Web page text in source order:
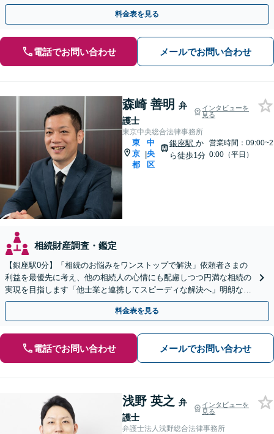
から相続放棄まで相続問題を誠実にサポートいたします。
料金表を見る
電話でお問い合わせ メールでお問い合わせ
森崎 善明 弁
護士
インタビューを
見る
東京中央総合法律事務所
東
京
都
|
中
央
区
銀座駅 か
ら徒歩1分
営業時間：09:00~2
0:00（平日）
相続財産調査・鑑定
【銀座駅0分】「相続のお悩みをワンストップで解決」依頼者さまの
利益を最優先に考え、他の相続人の心情にも配慮しつつ円満な相続の
実現を目指します「他士業と連携してスピーディな解決へ」明朗な料
金体系／弁護士費用に関する疑問点はお気軽にご相談を
料金表を見る
電話でお問い合わせ メールでお問い合わせ
浅野 英之 弁
護士
インタビューを
見る
弁護士法人浅野総合法律事務所